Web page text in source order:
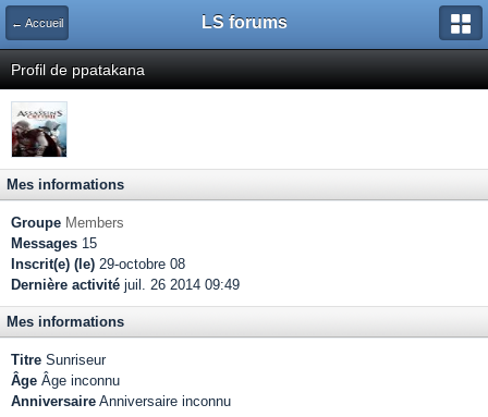
← Accueil LS forums
Profil de ppatakana
Mes informations
Groupe Members
Messages 15
Inscrit(e) (le) 29-octobre 08
Dernière activité juil. 26 2014 09:49
Mes informations
Titre Sunriseur
Âge Âge inconnu
Anniversaire Anniversaire inconnu